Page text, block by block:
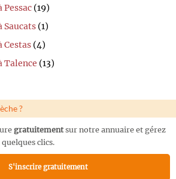
Pessac (19)
Saucats (1)
Cestas (4)
Talence (13)
?
gratuitementsur notre annuaire et gérez
clics.
S'inscrire gratuitement